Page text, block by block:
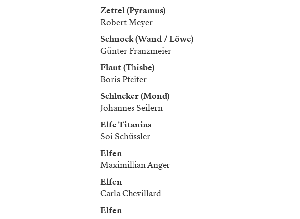
Zettel (Pyramus)
Robert Meyer
Schnock (Wand / Löwe)
Günter Franzmeier
Flaut (Thisbe)
Boris Pfeifer
Schlucker (Mond)
Johannes Seilern
Elfe Titanias
Soi Schüssler
Elfen
Maximillian Anger
Elfen
Carla Chevillard
Elfen